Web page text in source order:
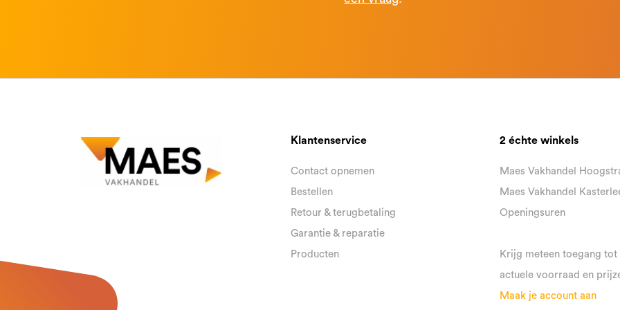
Klantenservice
Contact opnemen
Bestellen
Retour & terugbetaling
Garantie & reparatie
Producten
2 échte winkels
Maes Vakhandel
Maes Vakhandel
Openingsuren
Krijg meteen toegang tot
actuele voorraad en
Maak je account aan